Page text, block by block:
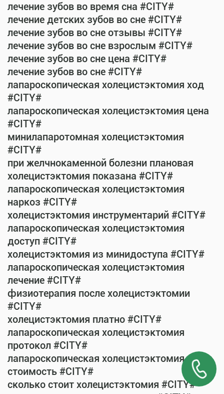
лечение зубов во время сна #CITY#
лечение детских зубов во сне #CITY#
лечение зубов во сне отзывы #CITY#
лечение зубов во сне взрослым #CITY#
лечение зубов во сне цена #CITY#
лечение зубов во сне #CITY#
лапароскопическая холецистэктомия ход
#CITY#
лапароскопическая холецистэктомия цена
#CITY#
минилапаротомная холецистэктомия
#CITY#
при желчнокаменной болезни плановая
холецистэктомия показана #CITY#
лапароскопическая холецистэктомия
наркоз #CITY#
холецистэктомия инструментарий #CITY#
лапароскопическая холецистэктомия
доступ #CITY#
холецистэктомия из минидоступа #CITY#
лапароскопическая холецистэктомия
лечение #CITY#
физиотерапия после холецистэктомии
#CITY#
холецистэктомия платно #CITY#
лапароскопическая холецистэктомия
протокол #CITY#
лапароскопическая холецистэктомия
стоимость #CITY#
сколько стоит холецистэктомия #CITY#